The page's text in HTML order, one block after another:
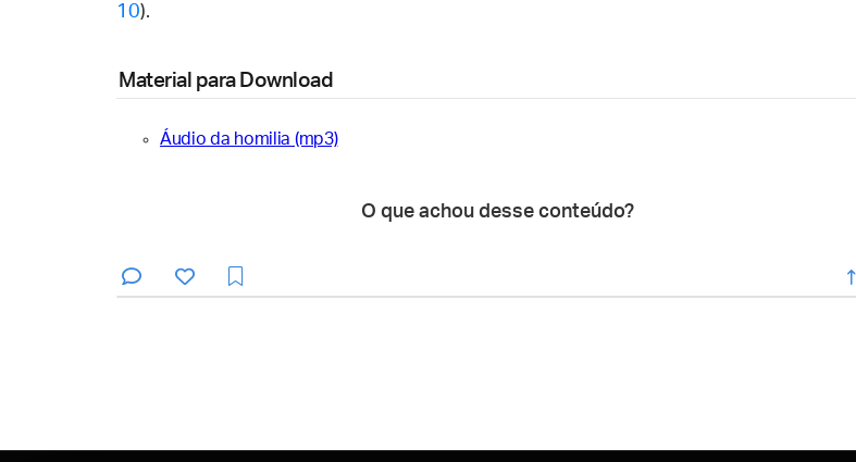
10).
Material para Download
Áudio da homilia (mp3)
O que achou desse conteúdo?
enviar